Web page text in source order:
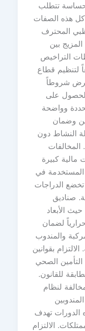
تتطلب
كل هذه الصفات
المحترف
بين
التراخيص
لتنظيم قطاع
تفرض شروطاً
على
وواضحة
وضمان
النشاط دون
مالية كبيرة
المستخدمة في
الدراجات
صناديق
الأبعاد
لضمان
والمندوب
بقوانين
الصحي
للقانون.
لنظام
الدورات تهدف
الالتزام